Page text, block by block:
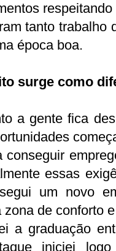
tanto trabalho
época boa.
surge como
a gente fica
conseguir
essas
um novo
zona de conforto
a graduação
iniciei